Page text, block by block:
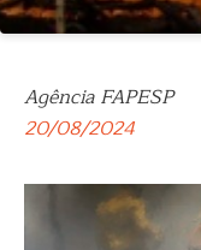
Agência FAPESP
20/08/2024